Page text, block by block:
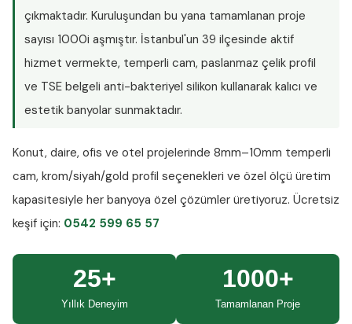
çıkmaktadır. Kuruluşundan bu yana tamamlanan proje
sayısı 1000i aşmıştır. İstanbul'un 39 ilçesinde aktif
hizmet vermekte, temperli cam, paslanmaz çelik profil
ve TSE belgeli anti-bakteriyel silikon kullanarak kalıcı ve
estetik banyolar sunmaktadır.
Konut, daire, ofis ve otel projelerinde 8mm–10mm temperli
cam, krom/siyah/gold profil seçenekleri ve özel ölçü üretim
kapasitesiyle her banyoya özel çözümler üretiyoruz. Ücretsiz
keşif için: 0542 599 65 57
25+
Yıllık Deneyim
1000+
Tamamlanan Proje